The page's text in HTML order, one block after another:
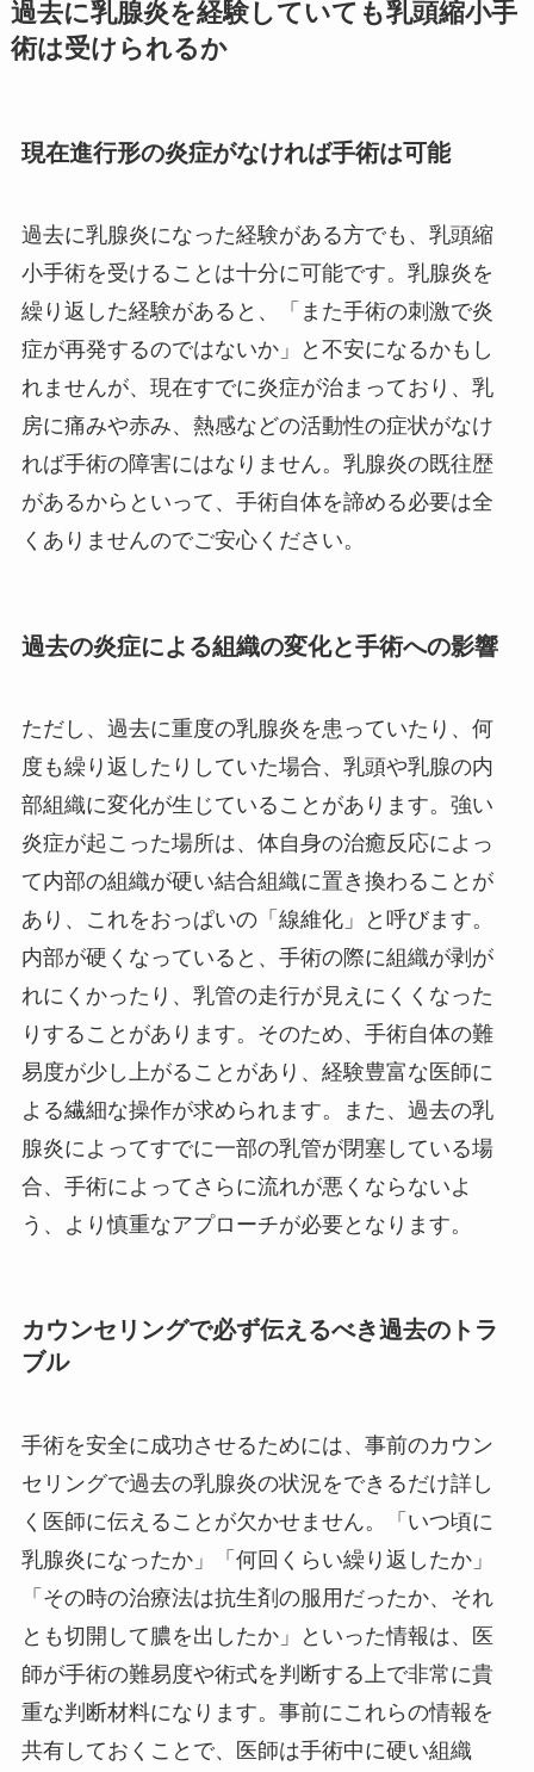
過去に乳腺炎を経験していても乳頭縮小手
術は受けられるか
現在進行形の炎症がなければ手術は可能
過去に乳腺炎になった経験がある方でも、乳頭縮
小手術を受けることは十分に可能です。乳腺炎を
繰り返した経験があると、「また手術の刺激で炎
症が再発するのではないか」と不安になるかもし
れませんが、現在すでに炎症が治まっており、乳
房に痛みや赤み、熱感などの活動性の症状がなけ
れば手術の障害にはなりません。乳腺炎の既往歴
があるからといって、手術自体を諦める必要は全
くありませんのでご安心ください。
過去の炎症による組織の変化と手術への影響
ただし、過去に重度の乳腺炎を患っていたり、何
度も繰り返したりしていた場合、乳頭や乳腺の内
部組織に変化が生じていることがあります。強い
炎症が起こった場所は、体自身の治癒反応によっ
て内部の組織が硬い結合組織に置き換わることが
あり、これをおっぱいの「線維化」と呼びます。
内部が硬くなっていると、手術の際に組織が剥が
れにくかったり、乳管の走行が見えにくくなった
りすることがあります。そのため、手術自体の難
易度が少し上がることがあり、経験豊富な医師に
よる繊細な操作が求められます。また、過去の乳
腺炎によってすでに一部の乳管が閉塞している場
合、手術によってさらに流れが悪くならないよ
う、より慎重なアプローチが必要となります。
カウンセリングで必ず伝えるべき過去のトラ
ブル
手術を安全に成功させるためには、事前のカウン
セリングで過去の乳腺炎の状況をできるだけ詳し
く医師に伝えることが欠かせません。「いつ頃に
乳腺炎になったか」「何回くらい繰り返したか」
「その時の治療法は抗生剤の服用だったか、それ
とも切開して膿を出したか」といった情報は、医
師が手術の難易度や術式を判断する上で非常に貴
重な判断材料になります。事前にこれらの情報を
共有しておくことで、医師は手術中に硬い組織